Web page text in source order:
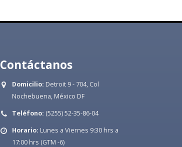
Contáctanos
Domicilio: Detroit 9 - 704, Col
Nochebuena, México DF
Teléfono: (5255) 52-35-86-04
Horario: Lunes a Viernes 9:30 hrs a
17:00 hrs (GTM -6)